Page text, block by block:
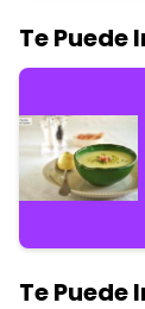
Te Puede
Te Puede